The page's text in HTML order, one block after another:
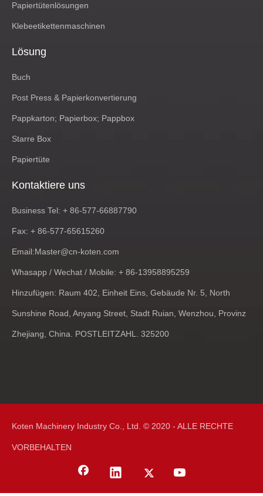
Papiertütenlösungen
Klebeetikettenmaschinen
Lösung
Buch
Post Press & Papierkonvertierung
Pappkarton; Papierbox; Pappbox
Starre Box
Papiertüte
Kontaktiere uns
Business Tel: + 86-577-66887790
Fax: + 86-577-65615260
Email:Master@cn-koten.com
Whasapp / Wechat / Mobile: + 86-13958895259
Hinzufügen: Raum 402, Einheit Eins, Gebäude Nr. 5, North
Sunshine Road, Anyang Street, Stadt Ruian, Wenzhou, Provinz
Zhejiang, China. POSTLEITZAHL. 325200
Koten Machinery Industry Co., Ltd. © 2020 - ALLE RECHTE
VORBEHALTEN